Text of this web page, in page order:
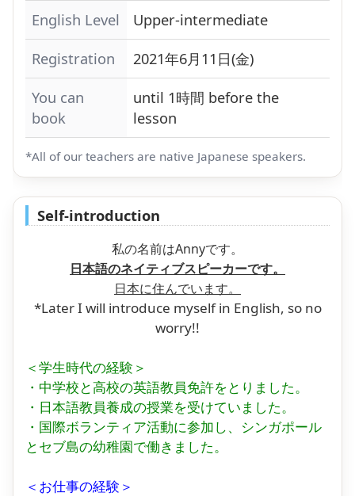
English Level
Upper-intermediate
Registration
2021年6月11日(金)
You can
book
until 1時間 before the
lesson
*All of our teachers are native Japanese speakers.
Self-introduction
私の名前はAnnyです。
日本語のネイティブスピーカーです。
日本に住んでいます。
*Later I will introduce myself in English, so no
worry!!
＜学生時代の経験＞
・中学校と高校の英語教員免許をとりました。
・日本語教員養成の授業を受けていました。
・国際ボランティア活動に参加し、シンガポール
とセブ島の幼稚園で働きました。
＜お仕事の経験＞